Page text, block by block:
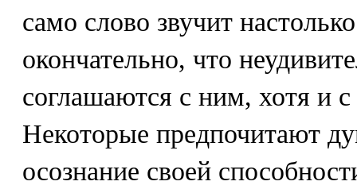
само слово звучит
окончательно, что
соглашаются с ним, хотя и
Некоторые предпочитают
осознание своей